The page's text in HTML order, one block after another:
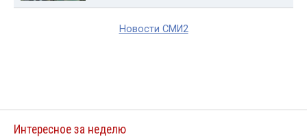
Новости СМИ2
Интересное за неделю